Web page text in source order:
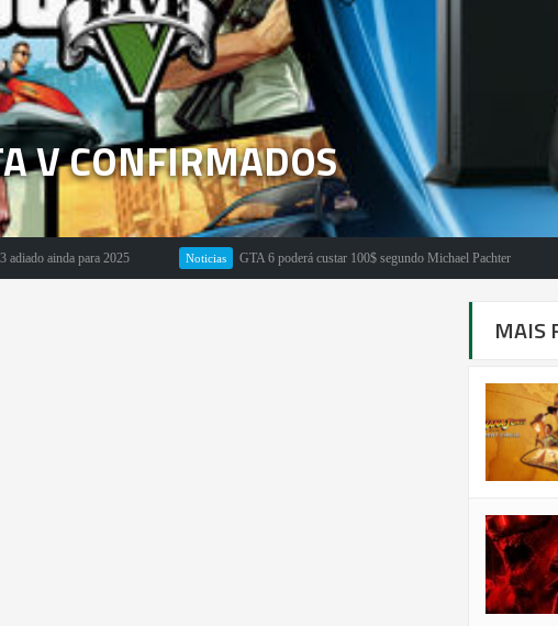
V CONFIRMADOS
para 2025 GTA 6 poderá custar 100$ segundo Michael Pachter Em
MAIS